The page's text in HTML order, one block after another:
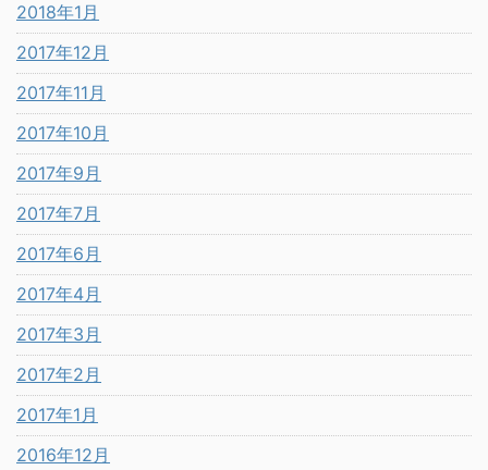
2018年1月
2017年12月
2017年11月
2017年10月
2017年9月
2017年7月
2017年6月
2017年4月
2017年3月
2017年2月
2017年1月
2016年12月